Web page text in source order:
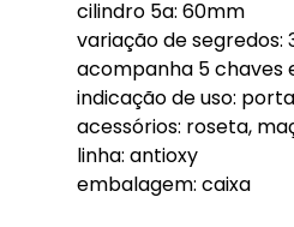
cilindro 5a: 60mm
variação de segredos:
acompanha 5 chaves
indicação de uso:
acessórios: roseta,
linha: antioxy
embalagem: caixa